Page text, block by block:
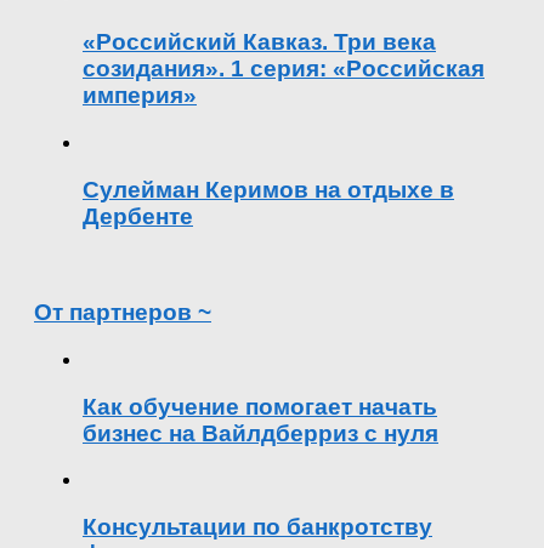
«Российский Кавказ. Три века
созидания». 1 серия: «Российская
империя»
Сулейман Керимов на отдыхе в
Дербенте
От партнеров ~
Как обучение помогает начать
бизнес на Вайлдберриз с нуля
Консультации по банкротству